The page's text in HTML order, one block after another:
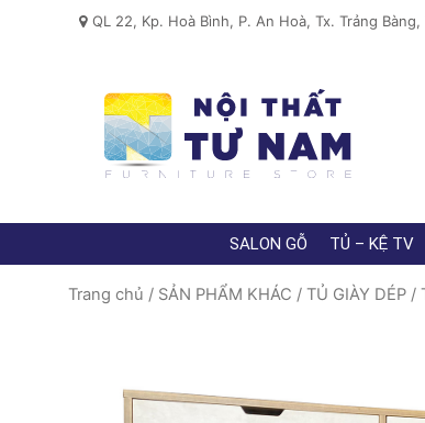
QL 22, Kp. Hoà Bình, P. An Hoà, Tx. Trảng Bàng,
SALON GỖ TỦ – KỆ TV
Trang chủ / SẢN PHẨM KHÁC / TỦ GIÀY DÉP /